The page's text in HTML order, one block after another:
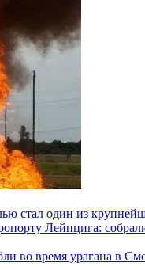
стал один из
Лейпцига:
во время урагана в